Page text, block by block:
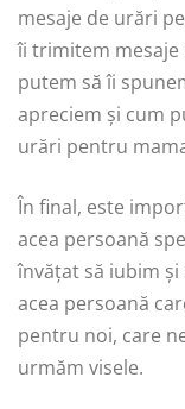
mesaje de urări
îi trimitem mesaje
putem să îi
apreciem și cum
urări pentru
În final, este
acea persoană
învățat să iubim și
acea persoană
pentru noi, care
urmăm visele.